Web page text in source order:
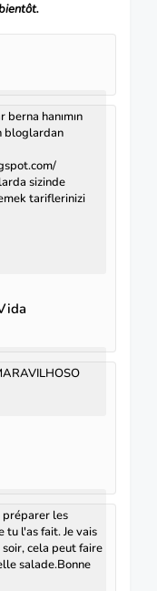
hanımın
bloglardan
sizinde
tariflerinizi
préparer les
tu l'as fait. Je vais
cela peut faire
salade.Bonne